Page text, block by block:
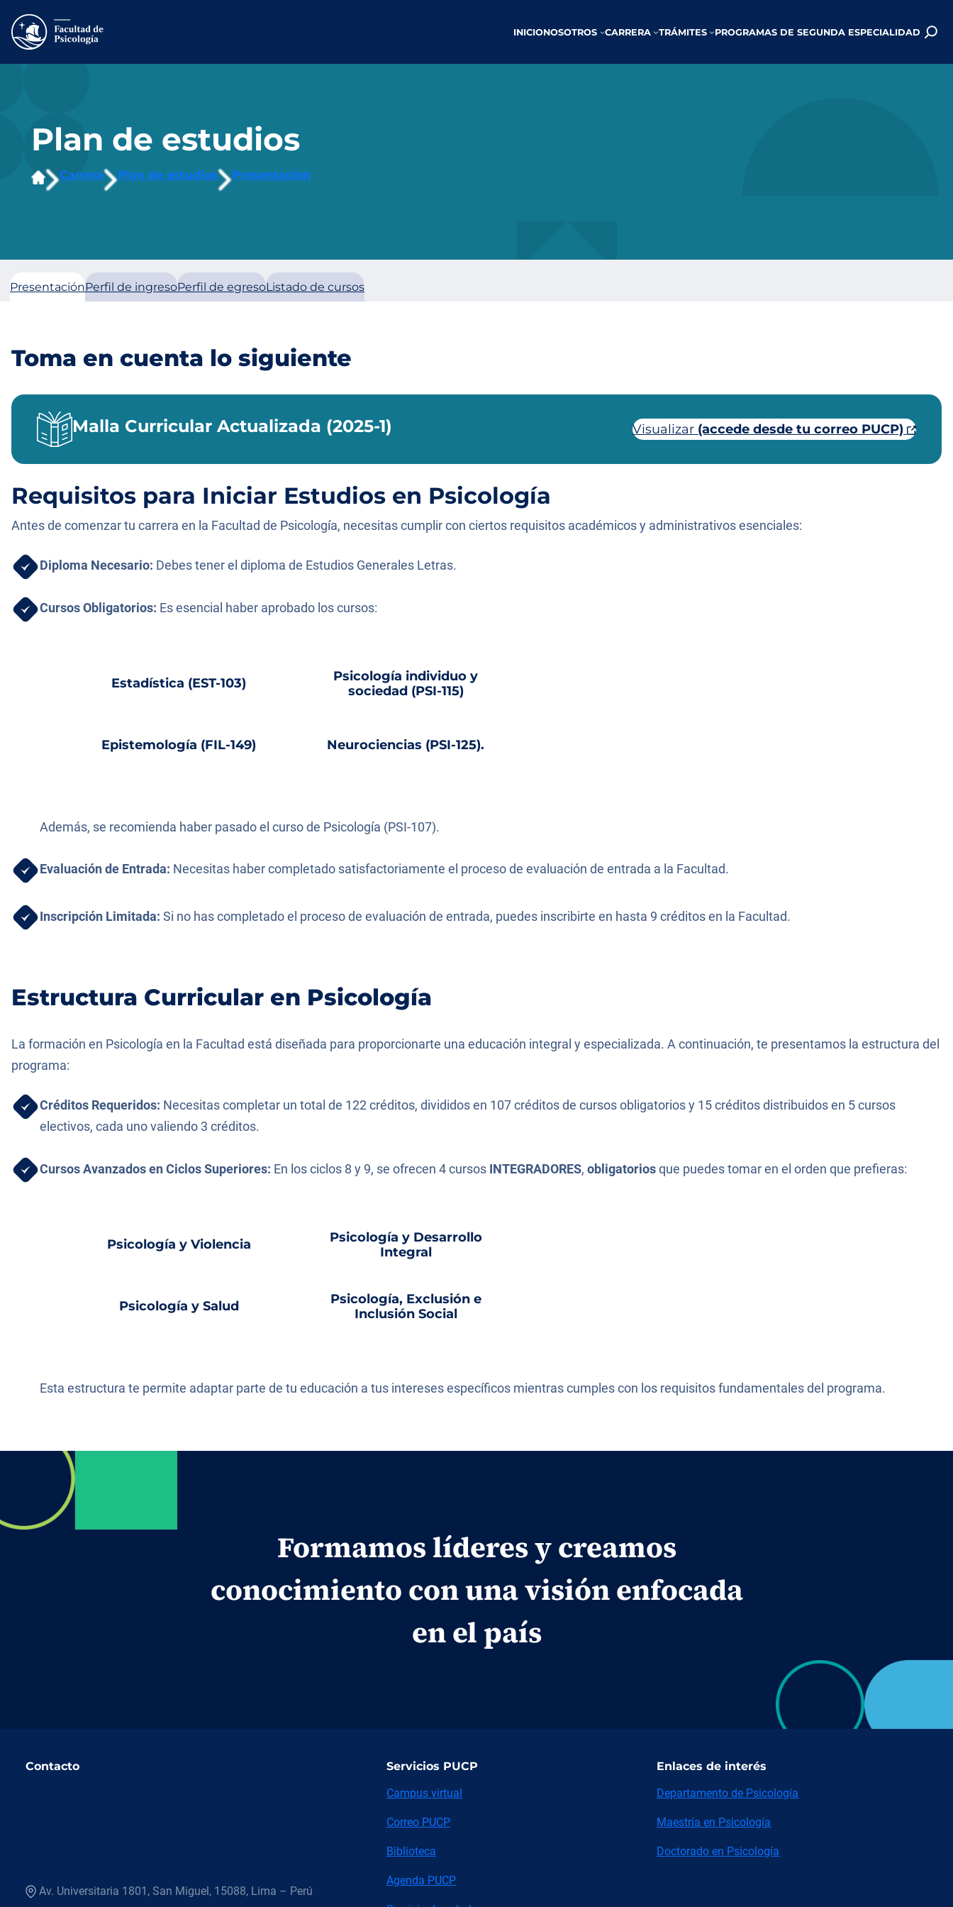
Saltar
al
contenido
INICIONOSOTROS CARRERA TRÁMITES PROGRAMAS DE SEGUNDA ESPECIALIDAD
Plan de estudios
Carrera Plan de estudios Presentación
PresentaciónPerfil de ingresoPerfil de egresoListado de cursos
Toma en cuenta lo siguiente
Malla Curricular Actualizada (2025-1) Visualizar (accede desde tu correo PUCP)
Requisitos para Iniciar Estudios en Psicología
Antes de comenzar tu carrera en la Facultad de Psicología, necesitas cumplir con ciertos requisitos académicos y administrativos esenciales:
Diploma Necesario: Debes tener el diploma de Estudios Generales Letras.
Cursos Obligatorios: Es esencial haber aprobado los cursos:
Estadística (EST-103)
Psicología individuo y
sociedad (PSI-115)
Epistemología (FIL-149) Neurociencias (PSI-125).
Además, se recomienda haber pasado el curso de Psicología (PSI-107).
Evaluación de Entrada: Necesitas haber completado satisfactoriamente el proceso de evaluación de entrada a la Facultad.
Inscripción Limitada: Si no has completado el proceso de evaluación de entrada, puedes inscribirte en hasta 9 créditos en la Facultad.
Estructura Curricular en Psicología
La formación en Psicología en la Facultad está diseñada para proporcionarte una educación integral y especializada. A continuación, te presentamos la estructura del
programa:
Créditos Requeridos: Necesitas completar un total de 122 créditos, divididos en 107 créditos de cursos obligatorios y 15 créditos distribuidos en 5 cursos
electivos, cada uno valiendo 3 créditos.
Cursos Avanzados en Ciclos Superiores: En los ciclos 8 y 9, se ofrecen 4 cursos INTEGRADORES, obligatoriosque puedes tomar en el orden que prefieras:
Psicología y Violencia
Psicología y Desarrollo
Integral
Psicología y Salud
Psicología, Exclusión e
Inclusión Social
Esta estructura te permite adaptar parte de tu educación a tus intereses específicos mientras cumples con los requisitos fundamentales del programa.
Formamos líderes y creamos
conocimiento con una visión enfocada
en el país
Contacto
Av. Universitaria 1801, San Miguel, 15088, Lima – Perú
Servicios PUCP
Campus virtual
Correo PUCP
Biblioteca
Agenda PUCP
Enlaces de interés
Departamento de Psicología
Maestría en Psicología
Doctorado en Psicología